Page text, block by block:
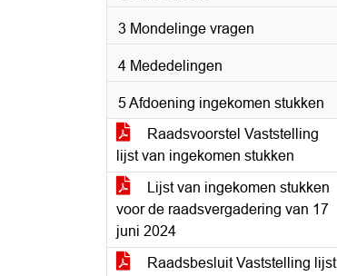
3 Mondelinge vragen
4 Mededelingen
5 Afdoening ingekomen stukken
Raadsvoorstel Vaststelling
lijst van ingekomen stukken
Lijst van ingekomen stukken
voor de raadsvergadering van 17
juni 2024
Raadsbesluit Vaststelling lijst